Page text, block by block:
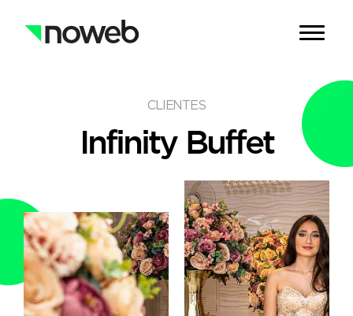
CLIENTES
InfinityBuffet